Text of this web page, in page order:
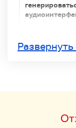
Другой -
Микрофонный